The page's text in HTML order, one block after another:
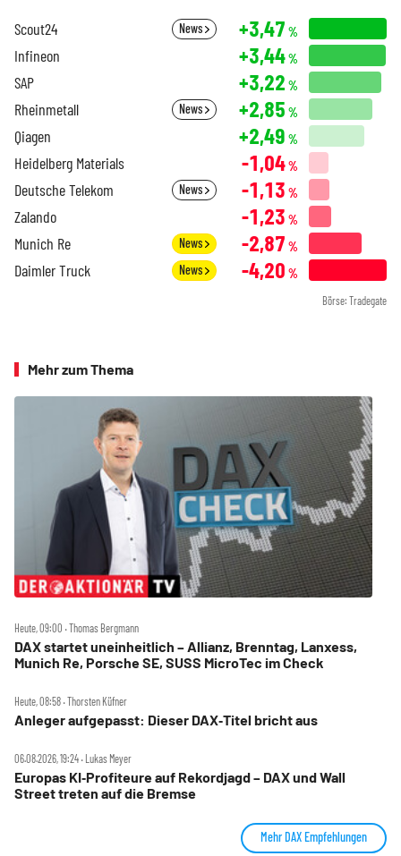
Scout24 News +3,47 %
Infineon +3,44%
SAP +3,22 %
Rheinmetall News +2,85 %
Qiagen +2,49 %
Heidelberg Materials -1,04%
Deutsche Telekom News -1,13 %
Zalando -1,23 %
Munich Re News -2,87 %
Daimler Truck News -4,20 %
Börse: Tradegate
Mehr zum Thema
Heute, 09:00 ‧ Thomas Bergmann
DAX startet uneinheitlich – Allianz, Brenntag, Lanxess,
Munich Re, Porsche SE, SUSS MicroTec im Check
Heute, 08:58 ‧ Thorsten Küfner
Anleger aufgepasst: Dieser DAX‑Titel bricht aus
06.08.2026, 19:24 ‧ Lukas Meyer
Europas KI‑Profiteure auf Rekordjagd – DAX und Wall
Street treten auf die Bremse
Mehr DAX Empfehlungen